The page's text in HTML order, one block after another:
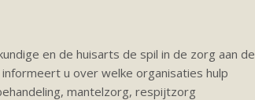
en de huisarts de spil in de zorg aan de
u over welke organisaties hulp
mantelzorg, respijtzorg